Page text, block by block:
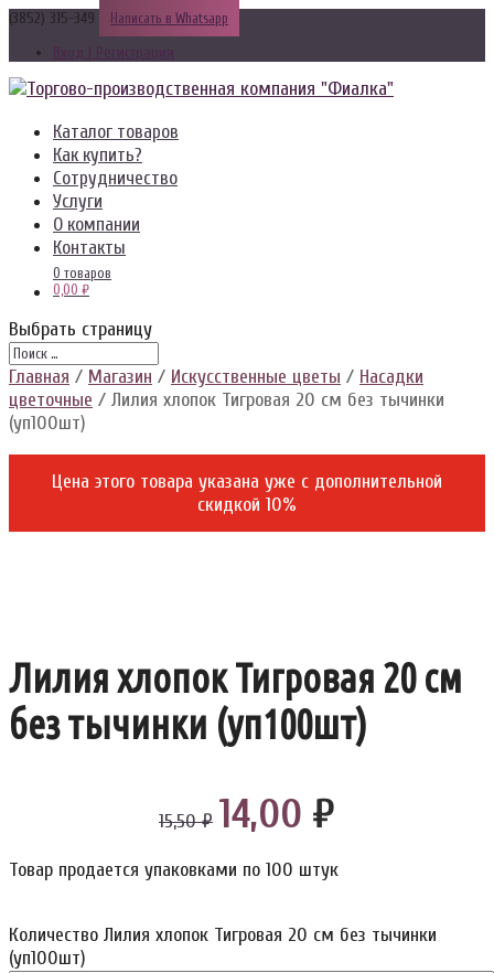
(3852) 315-349 Написать в Whatsapp
Вход | Регистрация
Каталог товаров
Как купить?
Сотрудничество
Услуги
О компании
Контакты
0 товаров
0,00 ₽
Выбрать страницу
Главная / Магазин / Искусственные цветы / Насадки
цветочные / Лилия хлопок Тигровая 20 см без тычинки
(уп100шт)
Цена этого товара указана уже c дополнительной
скидкой 10%
Лилия хлопок Тигровая 20 см
без тычинки (уп100шт)
15,50 ₽ 14,00 ₽
Товар продается упаковками по 100 штук
Количество Лилия хлопок Тигровая 20 см без тычинки
(уп100шт)